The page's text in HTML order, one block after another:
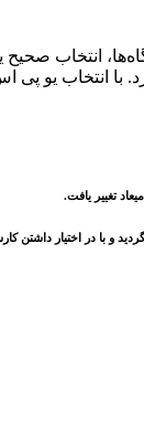
با انتخاب یو
و با در اختیار